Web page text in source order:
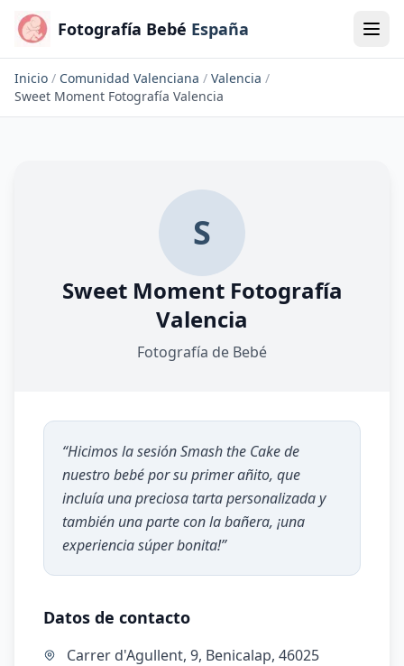
Fotografía Bebé España
Inicio / Comunidad Valenciana / Valencia /
Sweet Moment Fotografía Valencia
S
Sweet Moment Fotografía
Valencia
Fotografía de Bebé
“Hicimos la sesión Smash the Cake de
nuestro bebé por su primer añito, que
incluía una preciosa tarta personalizada y
también una parte con la bañera, ¡una
experiencia súper bonita!”
Datos de contacto
Carrer d'Agullent, 9, Benicalap, 46025